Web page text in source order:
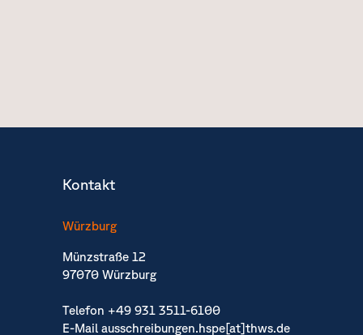
Kontakt
Würzburg
Münzstraße 12
97070 Würzburg
Telefon +49 931 3511-6100
E-Mail ausschreibungen.hspe[at]thws.de